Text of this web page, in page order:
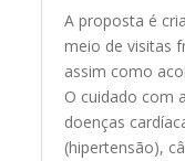
A proposta é
meio de visitas
assim como
O cuidado com
doenças
(hipertensão),